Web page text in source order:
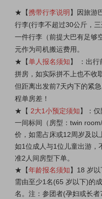
★ 【携带行李说明 】因旅游
行李(行李不超过30公斤，
一件行李（前提大巴有足够
元作为司机搬运费用。
★ 【单人报名须知】 ：出行
拼房，如实际拼不上也不收
但距离出发前7天内下的紧
程单房差！
★ 【 2大1小预定须知】：
一间标间（房型：twin
价，如需占床或12周岁及以
如1位成人与1位儿童出游，
准2人间房型下单。
★ 【年龄报名须知】18 岁
需由至少1名(65 岁以下)的
名。注：参团者(孕妇或长